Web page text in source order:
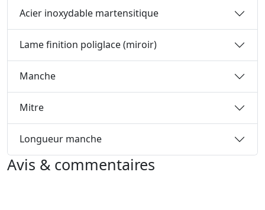
Acier inoxydable martensitique
Lame finition poliglace (miroir)
Manche
Mitre
Longueur manche
Avis & commentaires